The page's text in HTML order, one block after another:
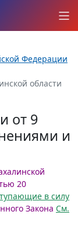
Федерации
области
от 9
и
20
в силу
Закона См.